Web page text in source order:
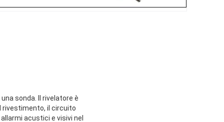
sonda. Il rivelatore è
rivestimento, il circuito
acustici e visivi nel